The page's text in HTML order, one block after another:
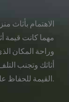
الاهتمام بأثاث
مهما كانت قيمة
وراحة المكان
أثاثك وتجنب
القيمة للحفاظ على أثاث منزلك بحالة جيدة وتجنب التلف.